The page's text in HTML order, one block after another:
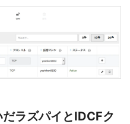
ラズパイとIDCFク